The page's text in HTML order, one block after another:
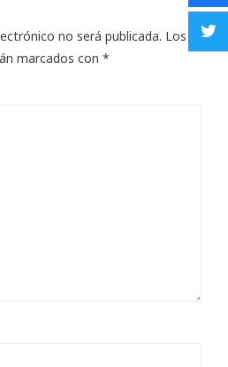
no será publicada. Los
marcados con *